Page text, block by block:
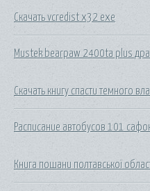
Скачать vcredist x32 exe
Mustek bearpaw 2400ta plus
Скачать книгу спасти темного
Расписание автобусов 101
Книга пошани полтавської